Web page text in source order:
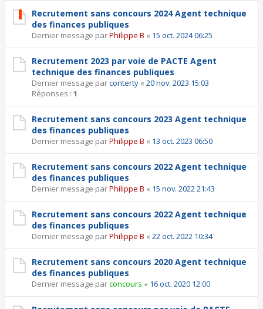
Recrutement sans concours 2024 Agent technique
des finances publiques
Dernier message parPhilippe B « 15 oct. 2024 06:25
Recrutement 2023 par voie de PACTE Agent
technique des finances publiques
Dernier message parconterty « 20 nov. 2023 15:03
Réponses : 1
Recrutement sans concours 2023 Agent technique
des finances publiques
Dernier message parPhilippe B « 13 oct. 2023 06:50
Recrutement sans concours 2022 Agent technique
des finances publiques
Dernier message parPhilippe B « 15 nov. 2022 21:43
Recrutement sans concours 2022 Agent technique
des finances publiques
Dernier message parPhilippe B « 22 oct. 2022 10:34
Recrutement sans concours 2020 Agent technique
des finances publiques
Dernier message parconcours « 16 oct. 2020 12:00